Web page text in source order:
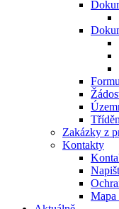
Zakázky z
Kontakty
Mapa